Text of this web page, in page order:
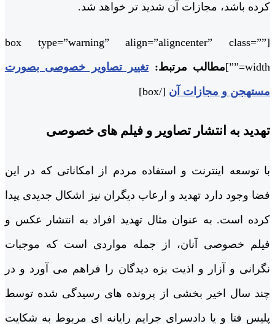
کرده باشد، مجازات آن شدید تر خواهد شد.
[box type=”warning” align=”aligncenter” class=””
width=””]
مطالب مرتبط:تغییر تصاویر خصوصی بصورت
مستهجن و مجازات آن [/box]
تهدید به انتشار تصاویر و فیلم های خصوصی
با توسعه اینترنت و استفاده مردم از امکاناتی که در این
فضا وجود دارد تهدید و ارعاب دیگران نیز اشکال جدیدی پیدا
کرده است. به عنوان مثال تهدید افراد به انتشار عکس و
فیلم خصوصی آنان، از جمله مواردی است که موجبات
نگرانی و آزار و اذیت بزه دیدگان را فراهم می آورد و در
چند سال اخیر بخشی از پرونده های رسیدگی شده توسط
پلیس فتا و یا دادسرای جرایم رایانه ای مربوط به شکایت